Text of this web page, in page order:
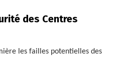
des Centres
les failles potentielles des